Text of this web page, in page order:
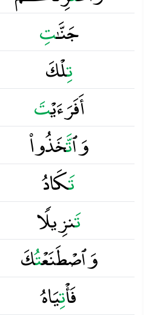
جَنَّـٰت
تِلْكَ
أَفَرَءَيْت
وَٱتَّخَذُوا۟
تَكَادُ
تَنزِيلًۭا
وَٱصْطَنَعْتُكَ
فَأْتِيَاهُ